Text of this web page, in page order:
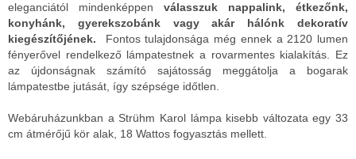
eleganciától mindenképpen válasszuk nappalink, étkezőnk,
konyhánk, gyerekszobánk vagy akár hálónk dekoratív
kiegészítőjének. Fontos tulajdonsága még ennek a 2120 lumen
fényerővel rendelkező lámpatestnek a rovarmentes kialakítás. Ez
az újdonságnak számító sajátosság meggátolja a bogarak
lámpatestbe jutását, így szépsége időtlen.
Webáruházunkban a Strühm Karol lámpa kisebb változata egy 33
cm átmérőjű kör alak, 18 Wattos fogyasztás mellett.